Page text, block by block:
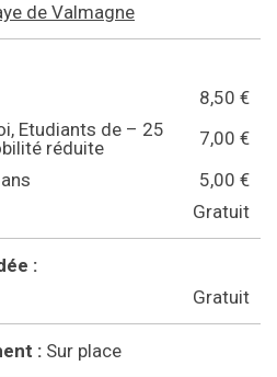
de Valmagne
8,50 €
Etudiants de – 25
réduite
7,00 €
5,00 €
Gratuit
:
Gratuit
: Sur place